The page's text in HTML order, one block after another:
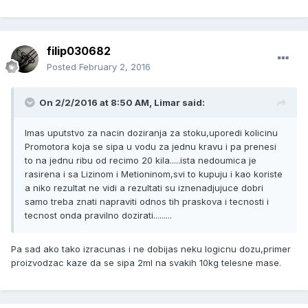
filip030682
Posted February 2, 2016
On 2/2/2016 at 8:50 AM, Limar said:
Imas uputstvo za nacin doziranja za stoku,uporedi kolicinu
Promotora koja se sipa u vodu za jednu kravu i pa prenesi
to na jednu ribu od recimo 20 kila.....ista nedoumica je
rasirena i sa Lizinom i Metioninom,svi to kupuju i kao koriste
a niko rezultat ne vidi a rezultati su iznenadjujuce dobri
samo treba znati napraviti odnos tih praskova i tecnosti i
tecnost onda pravilno dozirati.........
Pa sad ako tako izracunas i ne dobijas neku logicnu dozu,primer
proizvodzac kaze da se sipa 2ml na svakih 10kg telesne mase.